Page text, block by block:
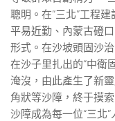
聰明。在“三北”工程
平易近勤、內蒙古磴
形式。在沙坡頭固沙
在沙子里扎出的“中衛
淹沒，由此產生了新
角狀等沙障，終于摸
沙障成為每一位“三北